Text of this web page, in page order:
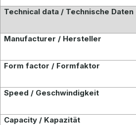
Technical data / Technische Daten
Manufacturer / Hersteller
Form factor / Formfaktor
Speed / Geschwindigkeit
Capacity / Kapazität